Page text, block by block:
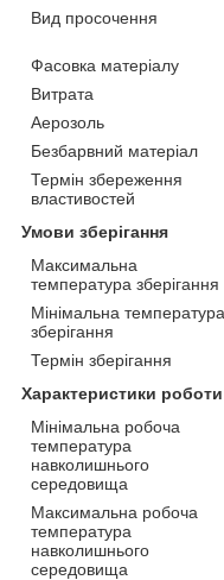
Вид просочення
Фасовка матеріалу
Витрата
Аерозоль
Безбарвний матеріал
Термін збереження
властивостей
Умови зберігання
Максимальна
температура зберігання
Мінімальна температура
зберігання
Термін зберігання
Характеристики
Мінімальна робоча
температура
навколишнього
середовища
Максимальна робоча
температура
навколишнього
середовища